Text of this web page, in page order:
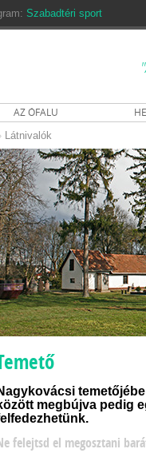
Szabadtéri sport
AZ ÓFALU
Látnivalók
megbújva pedig
felejtsd el megosztani